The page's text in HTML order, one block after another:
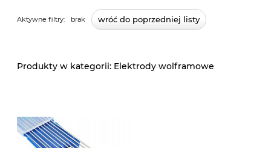
Aktywne filtry: brak wróć do poprzedniej listy
Elektrody wolframowe